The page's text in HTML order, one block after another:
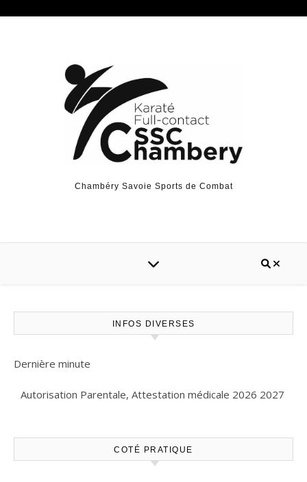
Chambéry Savoie Sports de Combat
INFOS DIVERSES
Dernière minute
Autorisation Parentale, Attestation médicale 2026 2027
COTÉ PRATIQUE